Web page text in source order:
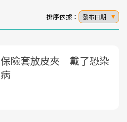
排序依據： 發布日期
保險套放皮夾 戴了恐染
病